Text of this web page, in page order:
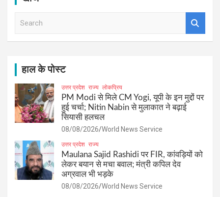
हाल के पोस्ट
उत्तर प्रदेश राज्य लोकप्रिय
PM Modi से मिले CM Yogi, यूपी के इन मुद्दों पर
हुई चर्चा; Nitin Nabin से मुलाकात ने बढ़ाई
सियासी हलचल
08/08/2026 World News Service
उत्तर प्रदेश राज्य
Maulana Sajid Rashidi पर FIR, कांवड़ियों को
लेकर बयान से मचा बवाल; मंत्री कपिल देव
अग्रवाल भी भड़के
08/08/2026 World News Service